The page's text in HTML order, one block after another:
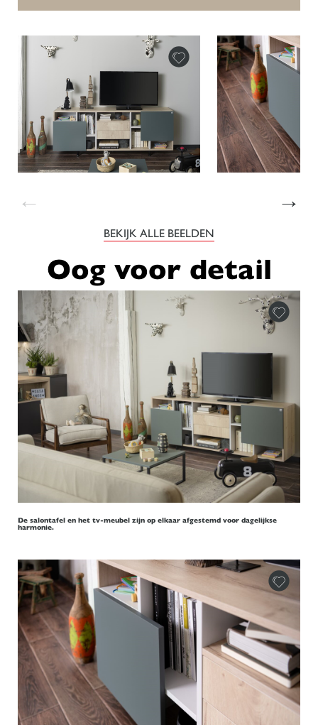
← →
BEKIJK ALLE BEELDEN
Oog voor detail
De salontafel en het tv-meubel zijn op elkaar afgestemd voor dagelijkse
harmonie.